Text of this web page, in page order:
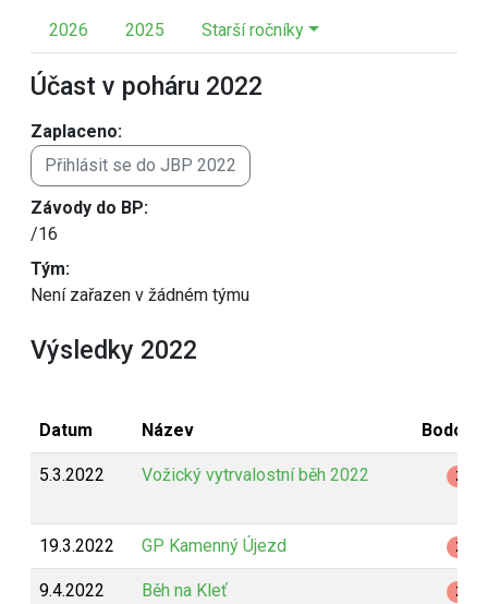
2026 2025 Starší ročníky
Účast v poháru 2022
Zaplaceno:
Přihlásit se do JBP 2022
Závody do BP:
/16
Tým:
Není zařazen v žádném týmu
Výsledky 2022
Datum Název
5.3.2022 Vožický vytrvalostní běh 2022 Z
19.3.2022 GP Kamenný Újezd Z
9.4.2022 Běh na Kleť Z